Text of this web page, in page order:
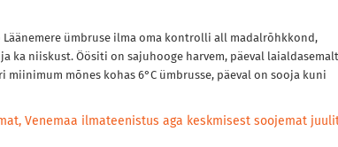
ümbruse ilma oma kontrolli all madalrõhkkond,
ka niiskust. Öösiti on sajuhooge harvem, päeval
mõnes kohas 6°C ümbrusse, päeval on sooja kuni
Venemaa ilmateenistus aga keskmisest soojemat